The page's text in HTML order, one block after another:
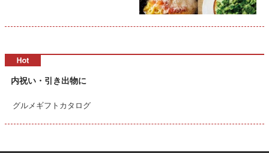
内祝い・引き出物に
グルメギフトカタログ